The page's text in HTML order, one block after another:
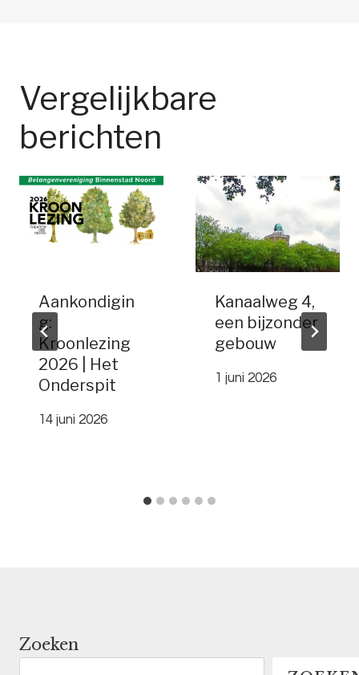
Vergelijkbare
berichten
Aankondigin
g:
Kroonlezing
2026 | Het
Onderspit
14 juni 2026
Kanaalweg 4,
een bijzonder
gebouw
1 juni 2026
Zoeken